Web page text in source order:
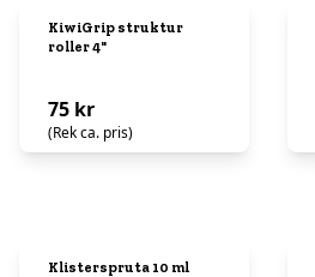
KiwiGrip struktur
roller 4"
75 kr
(Rek ca. pris)
Klisterspruta 10 ml